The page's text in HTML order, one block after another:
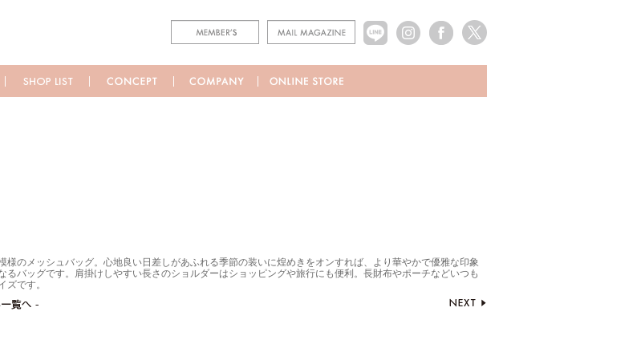
様のメッシュバッグ。心地良い日差しがあふれる季節の装いに煌めきをオンすれば、より華やかで優雅な印象
るバッグです。肩掛けしやすい長さのショルダーはショッピングや旅行にも便利。長財布やポーチなどいつも
ズです。